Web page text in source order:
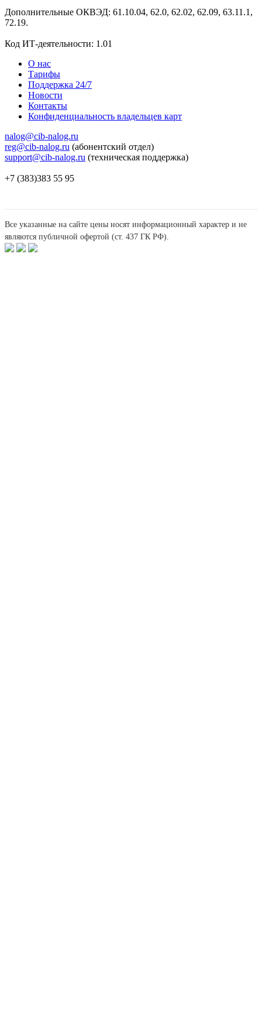
Дополнительные ОКВЭД: 61.10.04, 62.0, 62.02, 62.09, 63.11.1,
72.19.
Код ИТ-деятельности: 1.01
О нас
Тарифы
Поддержка 24/7
Новости
Контакты
Конфиденциальность владельцев карт
nalog@cib-nalog.ru
reg@cib-nalog.ru (абонентский отдел)
support@cib-nalog.ru (техническая поддержка)
+7 (383)383 55 95
Все указанные на сайте цены носят информационный характер и не
являются публичной офертой (ст. 437 ГК РФ).